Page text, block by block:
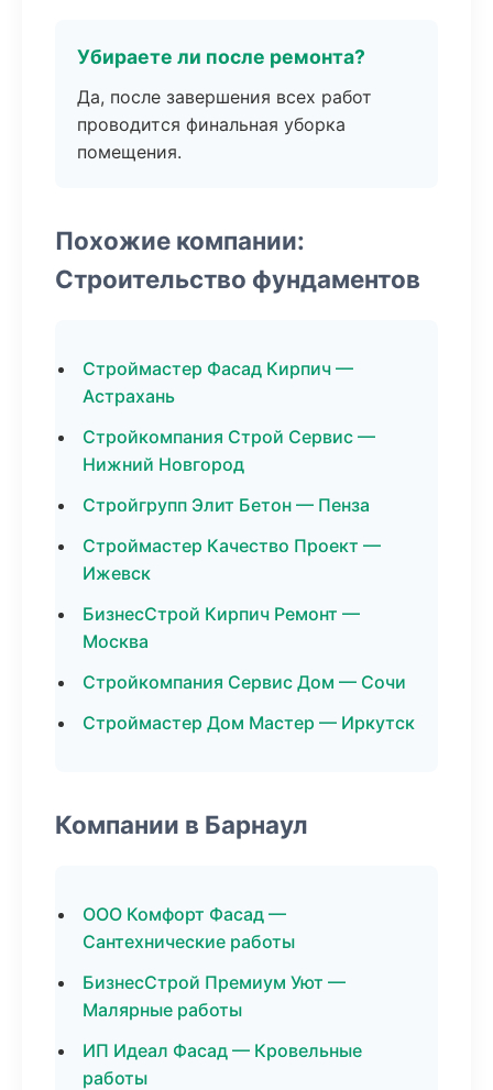
Убираете ли после ремонта?
Да, после завершения всех работ
проводится финальная уборка
помещения.
Похожие компании:
Строительство фундаментов
Строймастер Фасад Кирпич —
Астрахань
Стройкомпания Строй Сервис —
Нижний Новгород
Стройгрупп Элит Бетон — Пенза
Строймастер Качество Проект —
Ижевск
БизнесСтрой Кирпич Ремонт —
Москва
Стройкомпания Сервис Дом — Сочи
Строймастер Дом Мастер — Иркутск
Компании в Барнаул
ООО Комфорт Фасад —
Сантехнические работы
БизнесСтрой Премиум Уют —
Малярные работы
ИП Идеал Фасад — Кровельные
работы